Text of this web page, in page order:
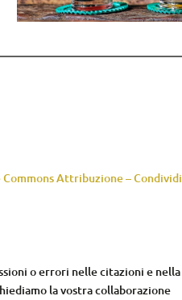
Attribuzione –
o errori nelle citazioni e nella
la vostra collaborazione